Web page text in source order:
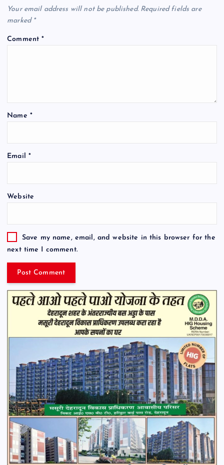
Your email address will not be published. Required fields are
marked *
Comment*
Name *
Email *
Website
Save my name, email, and website in this browser for the
next time I comment.